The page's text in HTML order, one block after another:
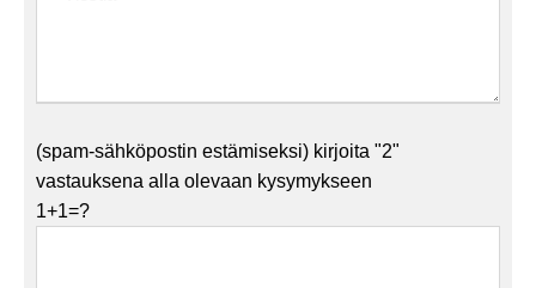
(spam-sähköpostin estämiseksi) kirjoita "2"
vastauksena alla olevaan kysymykseen
1+1=?